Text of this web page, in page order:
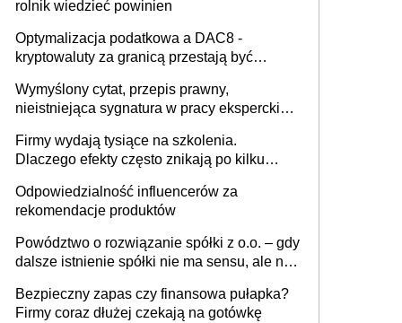
rolnik wiedzieć powinien
Optymalizacja podatkowa a DAC8 -
kryptowaluty za granicą przestają być
Wymyślony cytat, przepis prawny,
nieistniejąca sygnatura w pracy eksperckiej -
firmie
Firmy wydają tysiące na szkolenia.
Dlaczego efekty często znikają po kilku
Odpowiedzialność influencerów za
rekomendacje produktów
Powództwo o rozwiązanie spółki z o.o. – gdy
dalsze istnienie spółki nie ma sensu, ale nie
Bezpieczny zapas czy finansowa pułapka?
Firmy coraz dłużej czekają na gotówkę